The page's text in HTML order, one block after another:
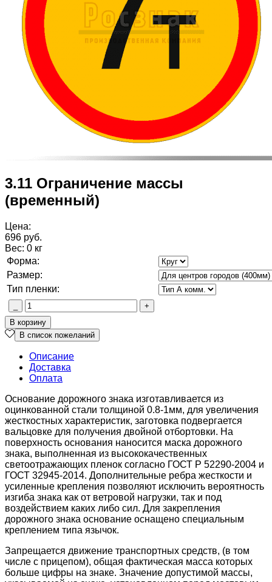
3.11 Ограничение массы
(временный)
Цена:
696 руб.
Вес: 0 кг
Форма:
Размер:
Тип пленки:
Описание
Доставка
Оплата
Основание дорожного знака изготавливается из
оцинкованной стали толщиной 0.8-1мм, для увеличения
жесткостных характеристик, заготовка подвергается
вальцовке для получения двойной отбортовки. На
поверхность основания наносится маска дорожного
знака, выполненная из высококачественных
светоотражающих пленок согласно ГОСТ Р 52290-2004 и
ГОСТ 32945-2014. Дополнительные ребра жесткости и
усиленные крепления позволяют исключить вероятность
изгиба знака как от ветровой нагрузки, так и под
воздействием каких либо сил. Для закрепления
дорожного знака основание оснащено специальным
креплением типа язычок.
Запрещается движение транспортных средств, (в том
числе с прицепом), общая фактическая масса которых
больше цифры на знаке. Значение допустимой массы,